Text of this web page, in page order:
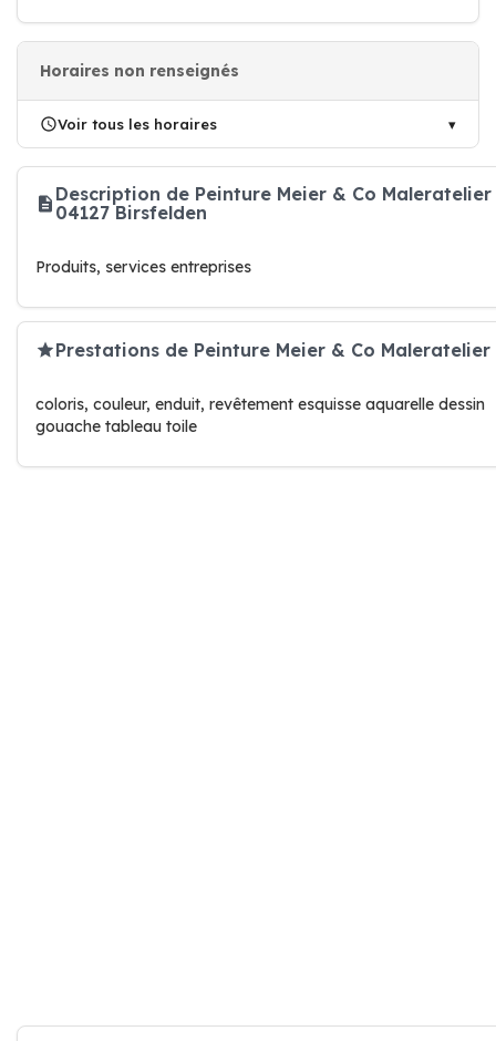
Horaires non renseignés
Voir tous les horaires
Description de Peinture Meier & Co Maleratelier
04127 Birsfelden
Produits, services entreprises
Prestations de Peinture Meier & Co Maleratelier
coloris, couleur, enduit, revêtement esquisse aquarelle dessin
gouache tableau toile